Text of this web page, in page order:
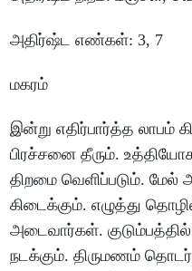
அதிர்ஷ்ட எண்கள்: 3, 7
மகரம்
இன்று எதிர்பார்த்த லாபம்
பிரச்சனை தீரும்.
திறமை வெளிப்படும்.மேல்
கிடைக்கும்.எழுத்து
அடைவார்கள்.குடும்பத்தில்
நடக்கும்.திருமணம்